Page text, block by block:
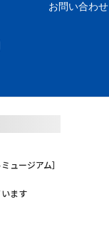
お問い合わせ
ュージアム］
ます